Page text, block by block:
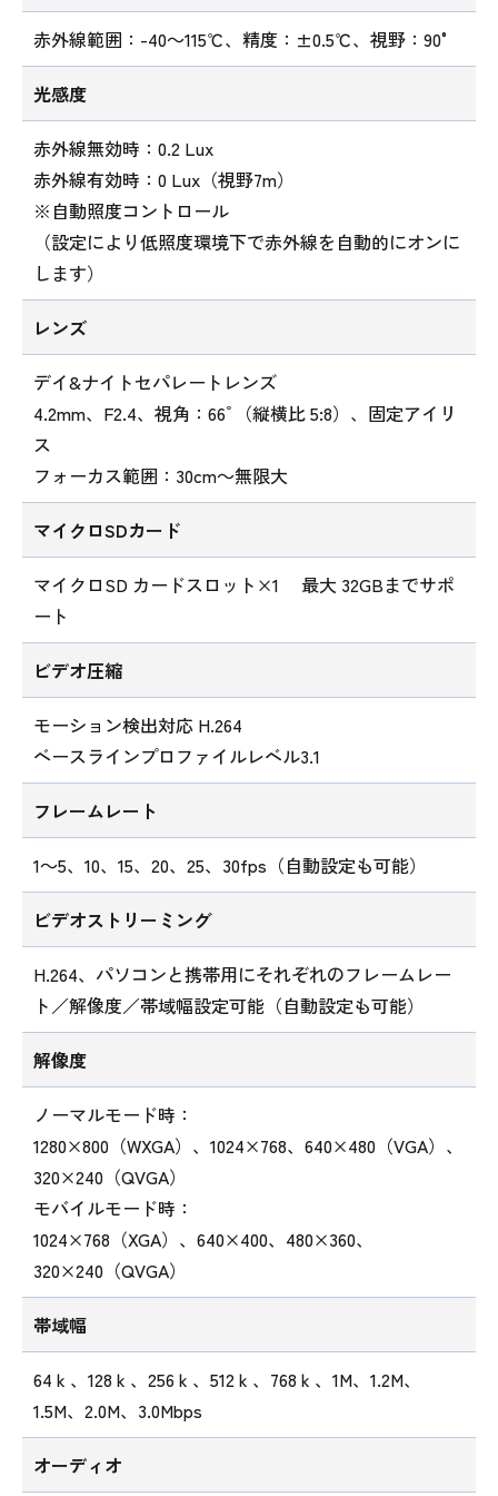
赤外線範囲：-40～115℃、精度：±0.5℃、視野：90°
光感度
赤外線無効時：0.2 Lux
赤外線有効時：0 Lux（視野7m）
※自動照度コントロール
（設定により低照度環境下で赤外線を自動的にオンに
します）
レンズ
デイ&ナイトセパレートレンズ
4.2mm、F2.4、視角：66ﾟ（縦横比 5:8）、固定アイリ
ス
フォーカス範囲：30cm～無限大
マイクロSDカード
マイクロSD カードスロット×1 最大 32GBまでサポ
ート
ビデオ圧縮
モーション検出対応 H.264
ベースラインプロファイルレベル3.1
フレームレート
1～5、10、15、20、25、30fps（自動設定も可能）
ビデオストリーミング
H.264、パソコンと携帯用にそれぞれのフレームレー
ト／解像度／帯域幅設定可能（自動設定も可能）
解像度
ノーマルモード時：
1280×800（WXGA）、1024×768、640×480（VGA）、
320×240（QVGA）
モバイルモード時：
1024×768（XGA）、640×400、480×360、
320×240（QVGA）
帯域幅
64ｋ、128ｋ、256ｋ、512ｋ、768ｋ、1M、1.2M、
1.5M、2.0M、3.0Mbps
オーディオ